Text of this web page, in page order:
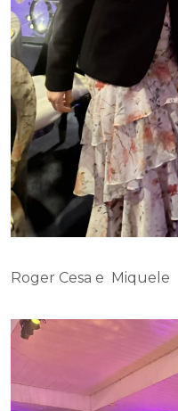
Roger Cesa e Miquele